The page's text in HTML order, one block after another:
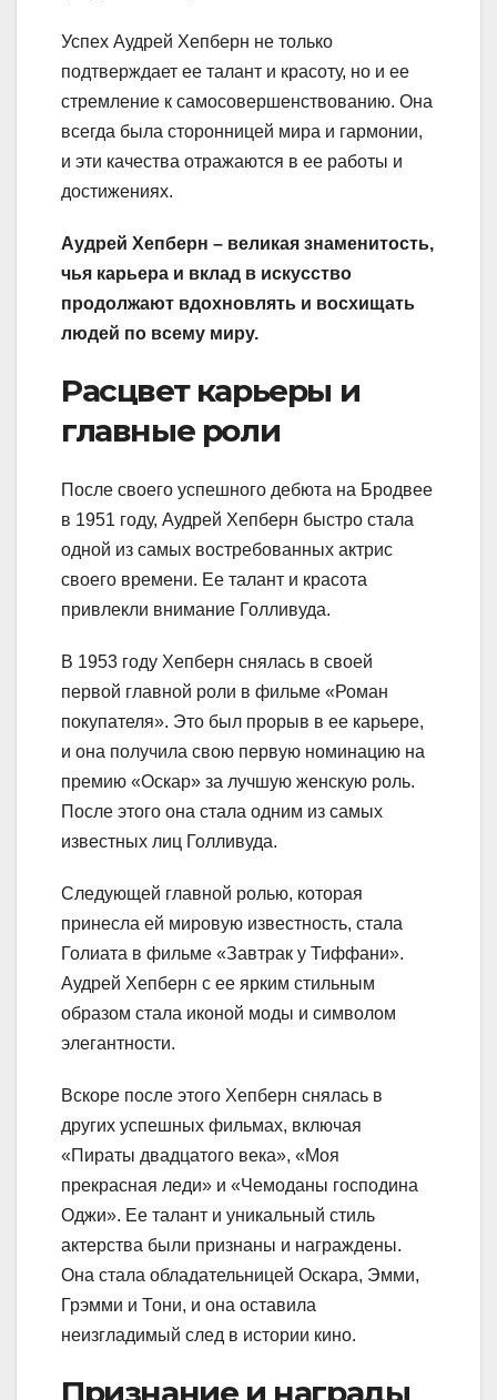
Успех Аудрей Хепберн не только
подтверждает ее талант и красоту, но и ее
стремление к самосовершенствованию. Она
всегда была сторонницей мира и гармонии,
и эти качества отражаются в ее работы и
достижениях.
Аудрей Хепберн – великая знаменитость,
чья карьера и вклад в искусство
продолжают вдохновлять и восхищать
людей по всему миру.
Расцвет карьеры и
главные роли
После своего успешного дебюта на Бродвее
в 1951 году, Аудрей Хепберн быстро стала
одной из самых востребованных актрис
своего времени. Ее талант и красота
привлекли внимание Голливуда.
В 1953 году Хепберн снялась в своей
первой главной роли в фильме «Роман
покупателя». Это был прорыв в ее карьере,
и она получила свою первую номинацию на
премию «Оскар» за лучшую женскую роль.
После этого она стала одним из самых
известных лиц Голливуда.
Следующей главной ролью, которая
принесла ей мировую известность, стала
Голиата в фильме «Завтрак у Тиффани».
Аудрей Хепберн с ее ярким стильным
образом стала иконой моды и символом
элегантности.
Вскоре после этого Хепберн снялась в
других успешных фильмах, включая
«Пираты двадцатого века», «Моя
прекрасная леди» и «Чемоданы господина
Оджи». Ее талант и уникальный стиль
актерства были признаны и награждены.
Она стала обладательницей Оскара, Эмми,
Грэмми и Тони, и она оставила
неизгладимый след в истории кино.